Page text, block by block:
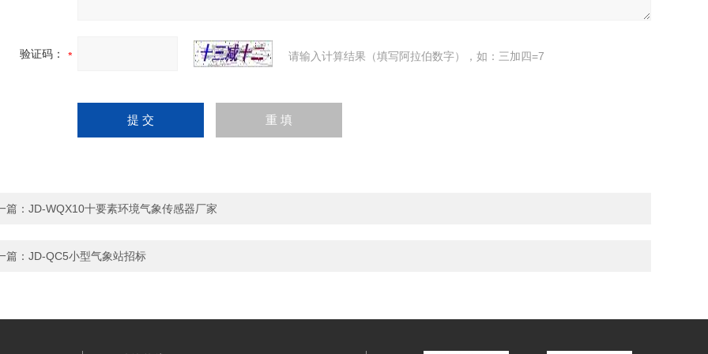
验证码： 请输入计算结果（填写阿拉伯数字），如：三加四=7
篇： JD-WQX10十要素环境气象传感器厂家
篇： JD-QC5小型气象站招标